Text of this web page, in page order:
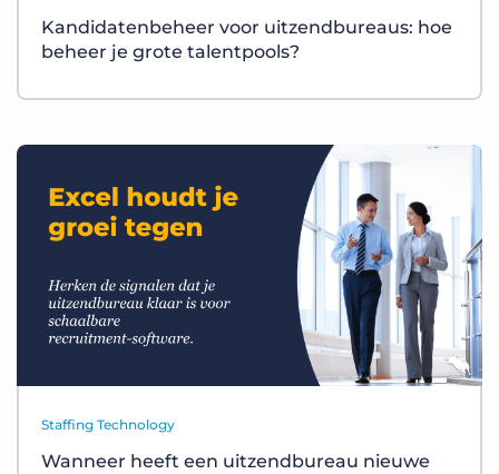
Kandidatenbeheer voor uitzendbureaus: hoe
beheer je grote talentpools?
Staffing Technology
Wanneer heeft een uitzendbureau nieuwe